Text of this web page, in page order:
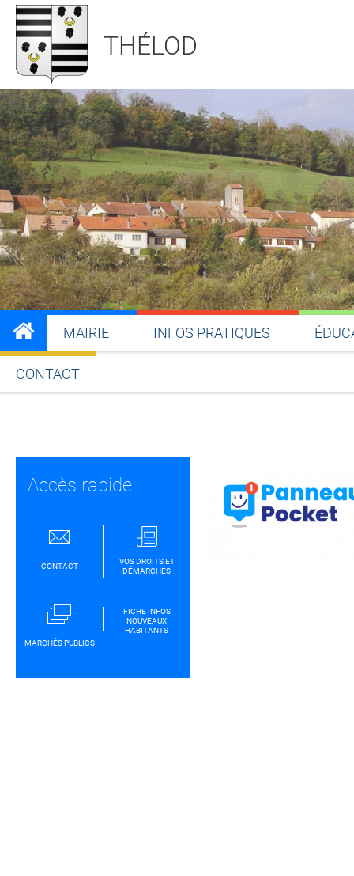
THÉLOD
MAIRIE INFOS PRATIQUES
CONTACT
Accès rapide
CONTACT
VOS DROITS ET
DÉMARCHES
MARCHÉS PUBLICS
FICHE INFOS
NOUVEAUX
HABITANTS